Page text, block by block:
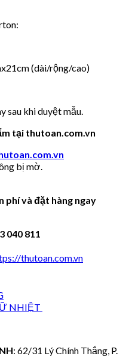
(dài/rộng/cao)
sau khi duyệt mẫu.
tại thutoan.com.vn
bị mờ.
phí và đặt hàng ngay
040 811
thutoan.com.vn
NHIỆT
: 62/31 Lý Chính Thắng, P.